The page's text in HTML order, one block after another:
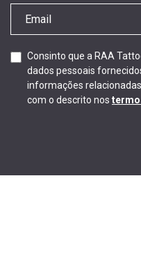
Consinto que a RAA
dados pessoais
informações
com o descrito nos